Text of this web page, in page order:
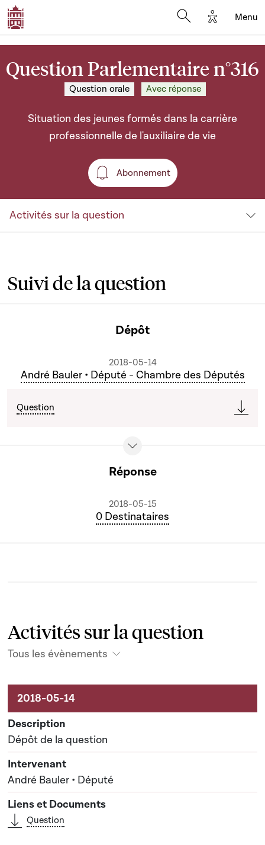
Options
Menu
Question Parlementaire n°316
Question orale Avec réponse
Situation des jeunes formés dans la carrière
professionnelle de l'auxiliaire de vie
Abonnement
Abonnement
Activités sur la question
Suivi de la question
Dépôt
2018-05-14
André Bauler • Député - Chambre des Députés
Question
Réponse
2018-05-15
0 Destinataires
Activités sur la question
Tous les évènements
Activités liées au dossier
Dépôt de la question
André Bauler • Député
Question